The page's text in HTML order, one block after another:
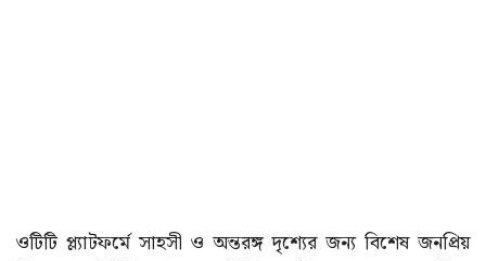
ওটিটি প্ল্যাটফর্মে সাহসী ও অন্তরঙ্গ দৃশ্যের জন্য বিশেষ জনপ্রিয়